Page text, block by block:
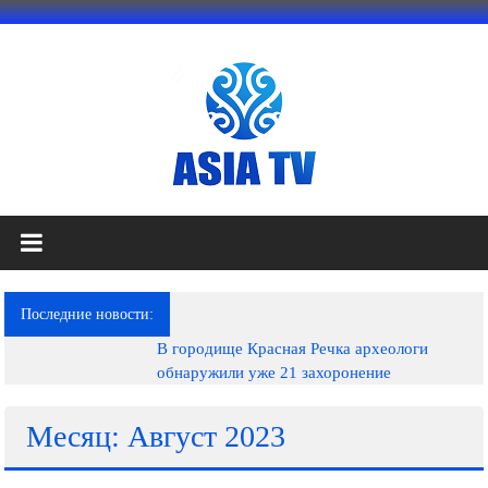
Перейти
АЗИЯ
ТВ
это
телеканал
фильмы,
Последние новости:
В городище Красная Речка археологи
обнаружили уже 21 захоронение
Месяц: Август 2023